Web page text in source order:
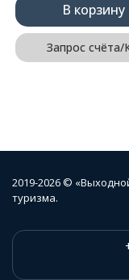
В корзину
Запрос счёта/
2019-2026 ©
туризма.